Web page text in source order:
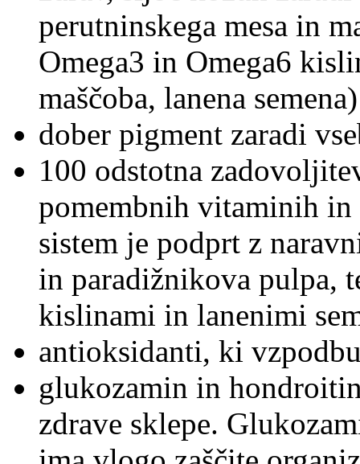
perutninskega mesa in
Omega3 in Omega6
maščoba, lanena semena)
dober pigment zaradi
100 odstotna
pomembnih vitaminih
sistem je podprt z
in paradižnikova pulpa,
kislinami in lanenimi
antioksidanti, ki
glukozamin in
zdrave sklepe.